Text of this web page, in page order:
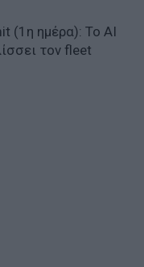
(1η ημέρα): Το ΑΙ
τον fleet